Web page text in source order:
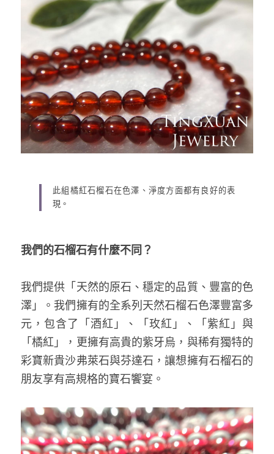
此組橘紅石榴石在色澤、淨度方面都有良好的表
現。
我們的石榴石有什麼不同？
我們提供「天然的原石、穩定的品質、豐富的色
澤」。我們擁有的全系列天然石榴石色澤豐富多
元，包含了「酒紅」、「玫紅」、「紫紅」與
「橘紅」，更擁有高貴的紫牙烏，與稀有獨特的
彩寶新貴沙弗萊石與芬達石，讓想擁有石榴石的
朋友享有高規格的寶石饗宴。